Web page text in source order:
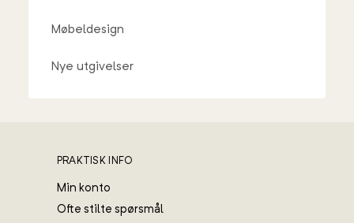
Møbeldesign
Nye utgivelser
PRAKTISK INFO
Min konto
Ofte stilte spørsmål